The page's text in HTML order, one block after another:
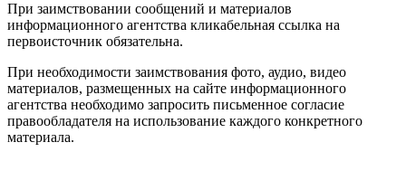
При заимствовании сообщений и материалов
информационного агентства кликабельная ссылка на
первоисточник обязательна.
При необходимости заимствования фото, аудио, видео
материалов, размещенных на сайте информационного
агентства необходимо запросить письменное согласие
правообладателя на использование каждого конкретного
материала.